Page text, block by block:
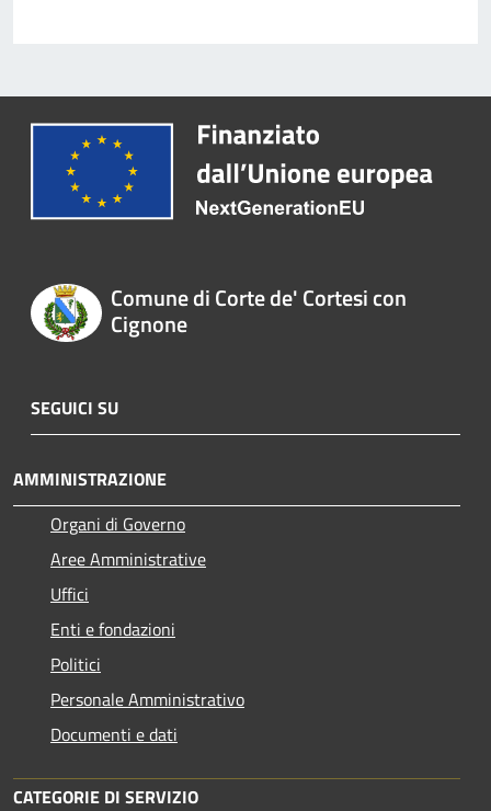
Comune di Corte de' Cortesi con
Cignone
SEGUICI SU
AMMINISTRAZIONE
Organi di Governo
Aree Amministrative
Uffici
Enti e fondazioni
Politici
Personale Amministrativo
Documenti e dati
CATEGORIE DI SERVIZIO